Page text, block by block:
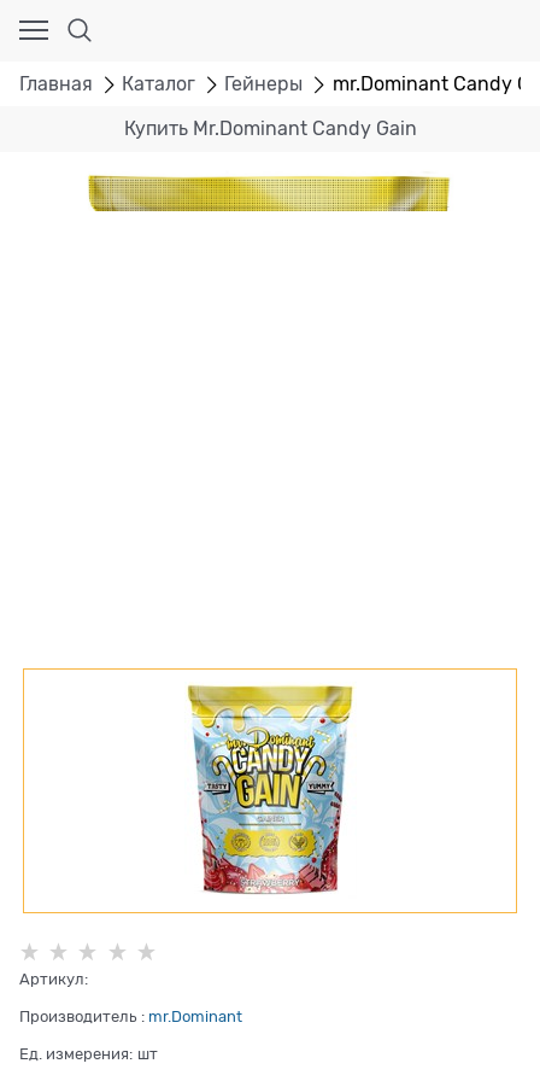
Главная Каталог Гейнеры mr.Dominant Candy
Купить Mr.Dominant Candy Gain
Артикул:
Производитель : mr.Dominant
Ед. измерения: шт